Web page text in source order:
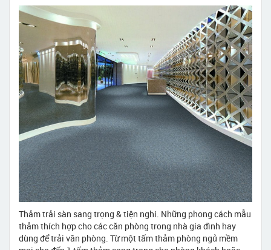
Thảm trải sàn sang trọng & tiện nghi. Những phong cách mẫu
thảm thích hợp cho các căn phòng trong nhà gia đình hay
dùng để trải văn phòng. Từ một tấm thảm phòng ngủ mềm